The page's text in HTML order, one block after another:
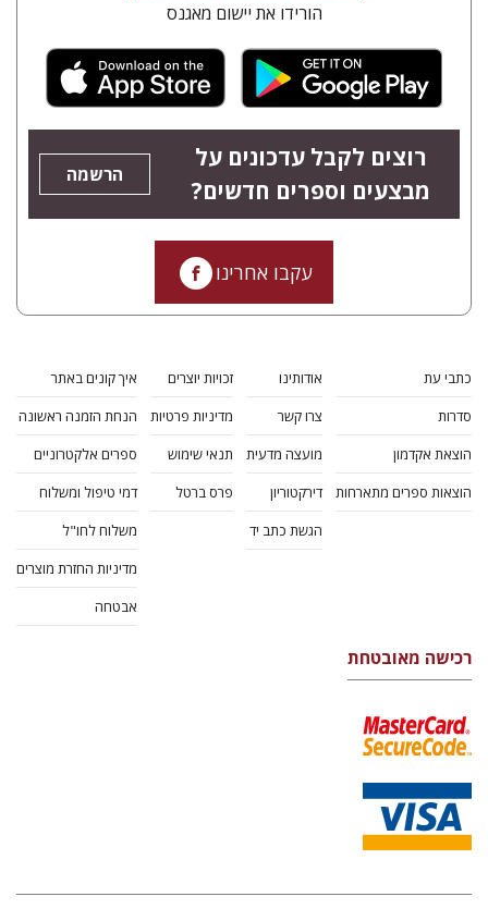
הורידו את יישום מאגנס
רוצים לקבל עדכונים על
מבצעים וספרים חדשים?
הרשמה
עקבו אחרינו
כתבי עת
סדרות
הוצאת אקדמון
הוצאות ספרים מתארחות
אודותינו
צרו קשר
מועצה מדעית
דירקטוריון
הגשת כתב יד
זכויות יוצרים
מדיניות פרטיות
תנאי שימוש
פרס ברטל
איך קונים באתר
הנחת הזמנה ראשונה
ספרים אלקטרוניים
דמי טיפול ומשלוח
משלוח לחו"ל
מדיניות החזרת מוצרים
אבטחה
רכישה מאובטחת